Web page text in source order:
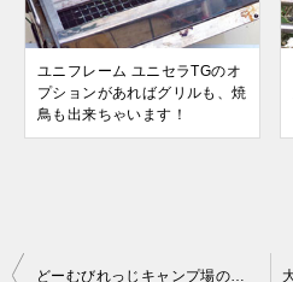
ユニフレーム ユニセラTGのオ
プションがあればグリルも、焼
鳥も出来ちゃいます！
投
どーむびれっじキャンプ場のロケーションは最高です